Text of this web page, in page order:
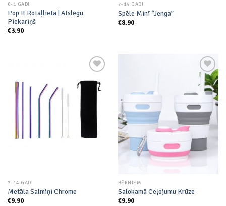
0-1 GADI
Pop It Rotaļlieta | Atslēgu
Piekariņš
€3.90
7-14 GADI
Spēle Minī “Jenga”
€8.90
7-14 GADI
Metāla Salmiņi Chrome
€9.90
Add to
wishlist
BĒRNIEM
Salokamā Ceļojumu Krūze
€9.90